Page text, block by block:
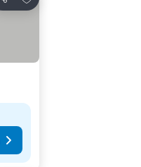
Teilen